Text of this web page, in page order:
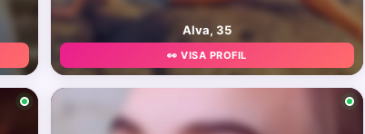
Alva, 35
👀 VISA PROFIL